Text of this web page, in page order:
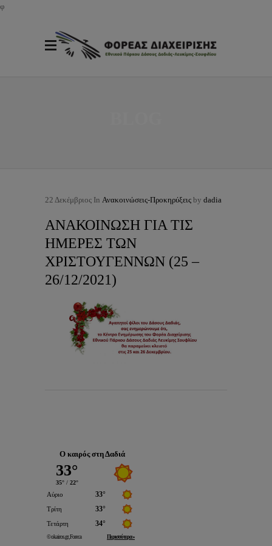
φ
22 Δεκέμβριος In Ανακοινώσεις-Προκηρύξεις by dadia
ΑΝΑΚΟΙΝΩΣΗ ΓΙΑ ΤΙΣ
ΗΜΕΡΕΣ ΤΩΝ
ΧΡΙΣΤΟΥΓΕΝΝΩΝ (25 –
26/12/2021)
Ο καιρός στη Δαδιά